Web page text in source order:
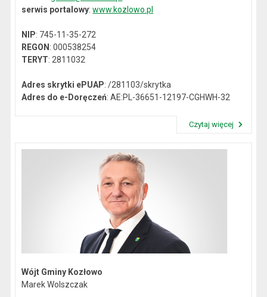
serwis portalowy:www.kozlowo.pl
NIP: 745-11-35-272
REGON: 000538254
TERYT: 2811032
Adres skrytki ePUAP: /281103/skrytka
Adres do e-Doręczeń: AE:PL-36651-12197-CGHWH-32
Czytaj więcej
Wójt Gminy Kozłowo
Marek Wolszczak